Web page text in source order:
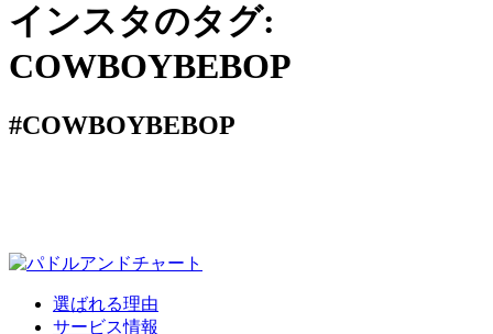
インスタのタグ:
COWBOYBEBOP
#COWBOYBEBOP
選ばれる理由
サービス情報